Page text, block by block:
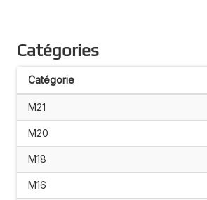
Catégories
Catégorie
M21
M20
M18
M16